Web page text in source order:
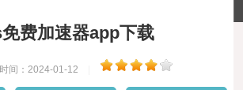
费加速器app下载
时间：2024-01-12